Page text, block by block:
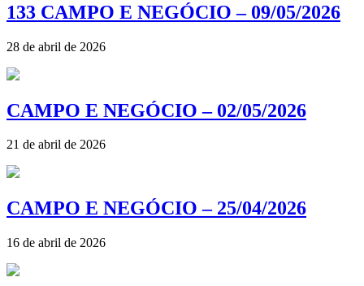
133 CAMPO E NEGÓCIO – 09/05/2026
28 de abril de 2026
CAMPO E NEGÓCIO – 02/05/2026
21 de abril de 2026
CAMPO E NEGÓCIO – 25/04/2026
16 de abril de 2026